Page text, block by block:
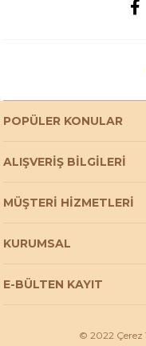
POPÜLER KONULAR
ALIŞVERİŞ BİLGİLERİ
MÜŞTERİ HİZMETLERİ
KURUMSAL
E-BÜLTEN KAYIT
© 2022 Çerez